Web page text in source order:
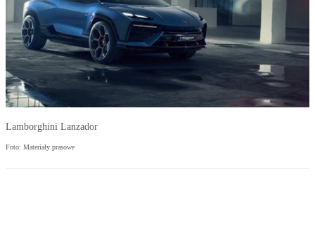
Lamborghini Lanzador
Foto: Materiały prasowe